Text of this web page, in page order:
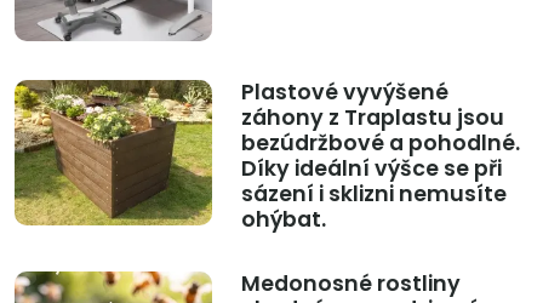
Plastové vyvýšené
záhony z Traplastu jsou
bezúdržbové a pohodlné.
Díky ideální výšce se při
sázení i sklizni nemusíte
ohýbat.
Medonosné rostliny